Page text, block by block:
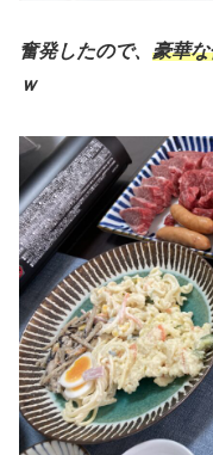
奮発したので、 豪華
ｗ